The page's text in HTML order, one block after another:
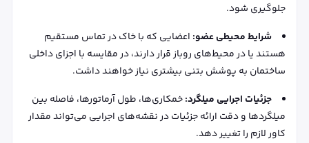
جلوگیری شود.
شرایط محیطی عضو: اعضایی که با خاک در تماس مستقیم
هستند یا در محیط‌های روباز قرار دارند، در مقایسه با اجزای داخلی
ساختمان به پوشش بتنی بیشتری نیاز خواهند داشت.
جزئیات اجرایی میلگرد:خمکاری‌ها، طول آرماتورها، فاصله بین
میلگردها و دقت ارائه جزئیات در نقشه‌های اجرایی می‌تواند مقدار
کاور لازم را تغییر دهد.